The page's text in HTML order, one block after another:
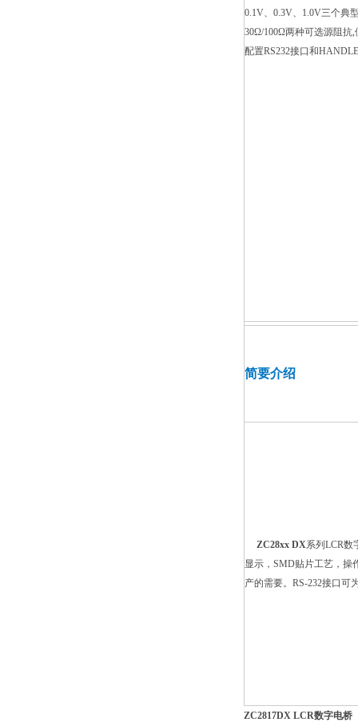
0.1V、0.3V、1.0V三个典
30Ω/100Ω两种可选源阻抗
配置RS232接口和
简要介绍
ZC28xx DX系列LCR数
显示，SMD贴片工艺，操
产的需要。RS-232接口可
ZC2817DX LCR数字电桥